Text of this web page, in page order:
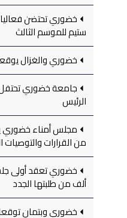
خضوري تحتضن
ستيم للموسم الثالث
خضوري والغزال
الرئيس
مجلس أمناء خضوري
من القرارات والتوصيات
خضوري تعقد أولى
ألف من طلبتها الجدد
خضوري وبتمان